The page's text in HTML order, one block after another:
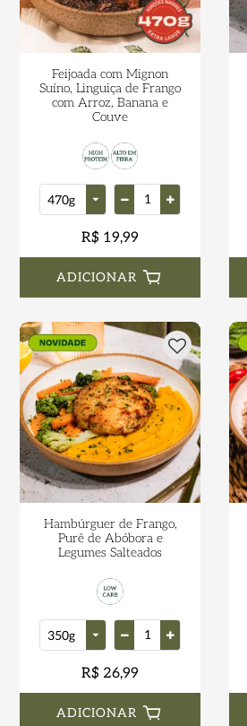
Feijoada com Mignon
Suíno, Linguiça de Frango
com Arroz, Banana e
Couve
R$ 19,99
ADICIONAR
Hambúrguer de Frango,
Purê de Abóbora e
Legumes Salteados
R$ 26,99
ADICIONAR